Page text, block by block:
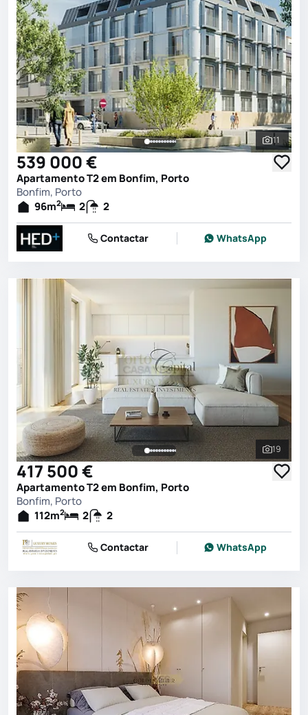
Ver
11
539 000 €
Apartamento T2 em Bonfim, Porto
Bonfim, Porto
96m2 2 2
Contactar WhatsApp
Ver
19
417 500 €
Apartamento T2 em Bonfim, Porto
Bonfim, Porto
112m2 2 2
Contactar WhatsApp